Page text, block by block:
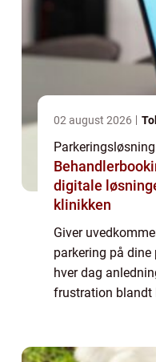
02 august 2026
Parkeringsløsning
digitale
klinikken
Giver
parkering på
hver dag
frustration blandt
park...